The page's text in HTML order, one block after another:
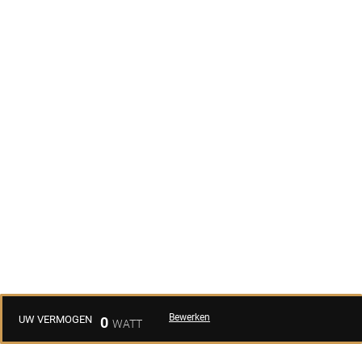
UW VERMOGEN 0 Bewerken